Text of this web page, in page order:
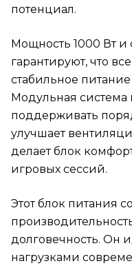
потенциал.
Мощность 1000 Вт
гарантируют, что
стабильное
Модульная система
поддерживать
улучшает
делает блок
игровых сессий.
Этот блок питания
долговечность. Он
нагрузками